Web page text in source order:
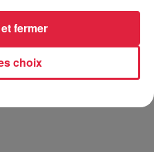
cours de l’après-midi, une
des chants traditionnels de
quelques friandises du
choix
fermer